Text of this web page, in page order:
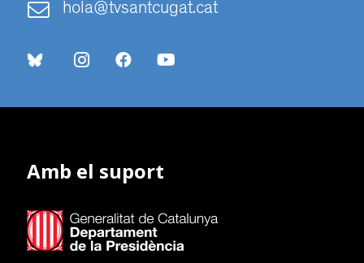
hola@tvsantcugat.cat
Amb el suport